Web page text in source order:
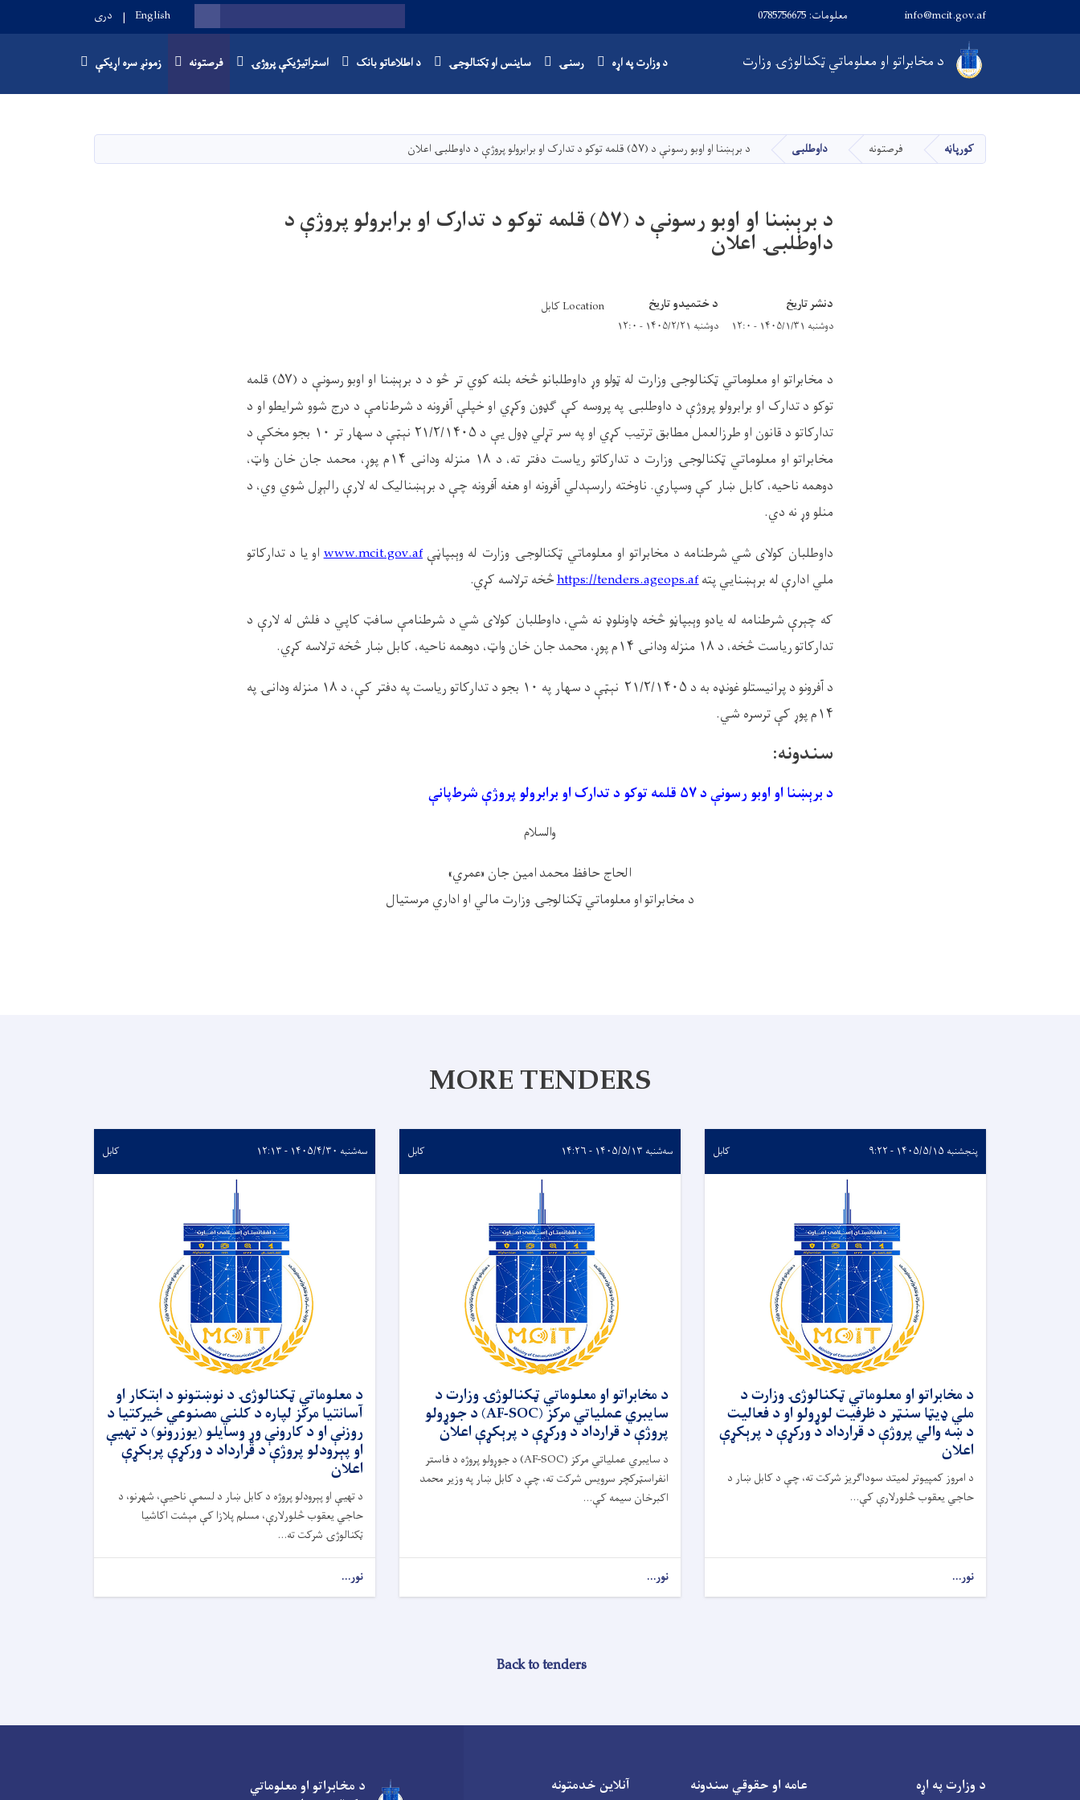
main
content
info@mcit.gov.af معلومات: 0785756675
SEARCH
English دری
د مخابراتو او معلوماتي ټکنالوژۍ وزارت
Main navigation د وزارت په اړه رسنۍ ساینس او ټکنالوجۍ د اطلاعاتو بانک استراتیژیکې پروژۍ فرصتونه زمونږ سره اړیکې
کورپاڼه فرصتونه داوطلبی د برېښنا او اوبو رسونې د (۵۷) قلمه توکو د تدارک او برابرولو پروژې د داوطلبۍ اعلان
د برېښنا او اوبو رسونې د (۵۷) قلمه توکو د تدارک او برابرولو پروژې د
داوطلبۍ اعلان
دنشر تاریخ
دوشنبه ۱۴۰۵/۱/۳۱ - ۱۲:۰
د ختمیدو تاریخ
دوشنبه ۱۴۰۵/۲/۲۱ - ۱۲:۰
Location کابل
د مخابراتو او معلوماتي ټکنالوجۍ وزارت له ټولو وړ داوطلبانو څخه بلنه کوي تر څو د د برېښنا او اوبو رسونې د (۵۷) قلمه
توکو د تدارک او برابرولو پروژې د داوطلبۍ په پروسه کې ګډون وکړي او خپلې آفرونه د شرط‌نامې د درج شوو شرایطو او د
تدارکاتو د قانون او طرزالعمل مطابق ترتیب کړي او په سر تړلي ډول یې د ۲۱/۲/۱۴۰۵
نېټې د سهار تر ۱۰ بجو مخکې د
مخابراتو او معلوماتي ټکنالوجۍ وزارت د تدارکاتو ریاست دفتر ته، د ۱۸ منزله ودانۍ ۱۴م پوړ، محمد جان خان واټ،
دوهمه ناحیه، کابل ښار کې وسپاري. ناوخته رارسېدلي آفرونه او هغه آفرونه چې د برېښنالیک له لارې رالېږل شوي وي، د
منلو وړ نه دي.
داوطلبان کولای شي شرطنامه د مخابراتو او معلوماتي ټکنالوجۍ وزارت له وېبپاڼېwww.mcit.gov.afاو یا د تدارکاتو
ملي ادارې له برېښنايي پتهhttps://tenders.ageops.afڅخه ترلاسه کړي.
که چېرې شرطنامه له یادو وېبپاڼو څخه ډاونلوډ نه شي، داوطلبان کولای شي د شرطنامې سافټ کاپي د فلش له لارې د
تدارکاتو ریاست څخه، د ۱۸ منزله ودانۍ ۱۴م پوړ، محمد جان خان واټ، دوهمه ناحیه، کابل ښارڅخه ترلاسه کړي.
د آفرونو د پرانیستلو غونډه به د ۲۱/۲/۱۴۰۵
نېټې د سهار په ۱۰ بجود تدارکاتو ریاستپه دفتر کې، د ۱۸ منزله ودانۍ په
۱۴م پوړ کې ترسره شي.
سندونه:
د برېښنا او اوبو رسونې د ۵۷ قلمه توکو د تدارک او برابرولو پروژې شرط‌پانې
والسلام
الحاج حافظ محمد امین جان «عمري»
د مخابراتو او معلوماتي ټکنالوجۍ وزارت مالي او اداري مرستیال
MORE TENDERS
پنجشنبه ۱۴۰۵/۵/۱۵ - ۹:۲۲ کابل
د مخابراتو او معلوماتي ټکنالوژۍ وزارت د
ملي ډیټا سنټر د ظرفیت لوړولو او د فعالیت
د ښه والي پروژې د قرارداد د ورکړې د پرېکړې
اعلان
د امروز کمپیوتر لمیتد سوداګریز شرکت ته، چې د کابل ښار د
حاجي یعقوب څلورلارې کې...
نور...
سه‌شنبه ۱۴۰۵/۵/۱۳ - ۱۴:۲۶ کابل
د مخابراتو او معلوماتي ټکنالوژۍ وزارت د
سایبري عملیاتي مرکز (AF-SOC) د جوړولو
پروژې د قرارداد د ورکړې د پرېکړې اعلان
د سایبري عملیاتي مرکز (AF-SOC) د جوړولو پروژه د فاستر
انفراسټرکچر سرویس شرکت ته، چې د کابل ښار په وزیر محمد
اکبرخان سیمه کې...
نور...
سه‌شنبه ۱۴۰۵/۴/۳۰ - ۱۲:۱۳ کابل
د معلوماتي ټکنالوژۍ د نوښتونو د ابتکار او
آسانتیا مرکز لپاره د کلني مصنوعي ځیرکتیا د
روزنې او د کارونې وړ وسایلو (یوزرونو) د تهيې
او پېرودلو پروژې د قرارداد د ورکړې پرېکړې
اعلان
د تهيې او پېرودلو پروژه د کابل ښار د لسمې ناحیې، شهرنو، د
حاجي یعقوب څلورلارې، مسلم پلازا کې مېشت اکاشیا
ټکنالوژۍ شرکت ته...
نور...
Back to tenders
د وزارت په اړه عامه او حقوقي سندونه آنلاین خدمتونه د مخابراتو او معلوماتي